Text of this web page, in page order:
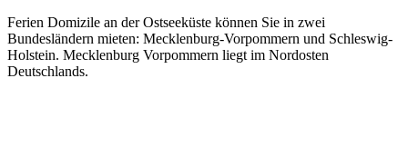
Ferien Domizile an der Ostseeküste können Sie in zwei
Bundesländern mieten: Mecklenburg-Vorpommern und Schleswig-
Holstein. Mecklenburg Vorpommern liegt im Nordosten
Deutschlands.